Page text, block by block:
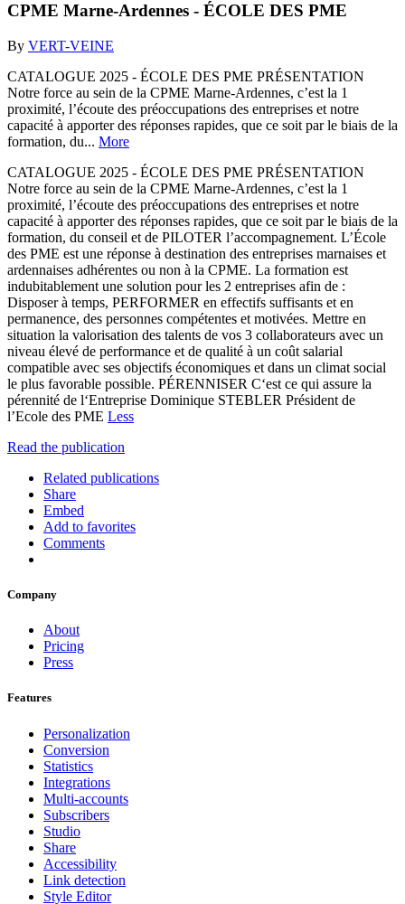
CPME Marne-Ardennes - ÉCOLE DES PME
By VERT-VEINE
CATALOGUE 2025 - ÉCOLE DES PME PRÉSENTATION
Notre force au sein de la CPME Marne-Ardennes, c’est la 1
proximité, l’écoute des préoccupations des entreprises et notre
capacité à apporter des réponses rapides, que ce soit par le biais de la
formation, du... More
CATALOGUE 2025 - ÉCOLE DES PME PRÉSENTATION
Notre force au sein de la CPME Marne-Ardennes, c’est la 1
proximité, l’écoute des préoccupations des entreprises et notre
capacité à apporter des réponses rapides, que ce soit par le biais de la
formation, du conseil et de PILOTER l’accompagnement. L’École
des PME est une réponse à destination des entreprises marnaises et
ardennaises adhérentes ou non à la CPME. La formation est
indubitablement une solution pour les 2 entreprises afin de :
Disposer à temps, PERFORMER en effectifs suffisants et en
permanence, des personnes compétentes et motivées. Mettre en
situation la valorisation des talents de vos 3 collaborateurs avec un
niveau élevé de performance et de qualité à un coût salarial
compatible avec ses objectifs économiques et dans un climat social
le plus favorable possible. PÉRENNISER C‘est ce qui assure la
pérennité de l‘Entreprise Dominique STEBLER Président de
l’Ecole des PME Less
Read the publication
Related publications
Share
Embed
Add to favorites
Comments
Company
About
Pricing
Press
Features
Personalization
Conversion
Statistics
Integrations
Multi-accounts
Subscribers
Studio
Share
Accessibility
Link detection
Style Editor